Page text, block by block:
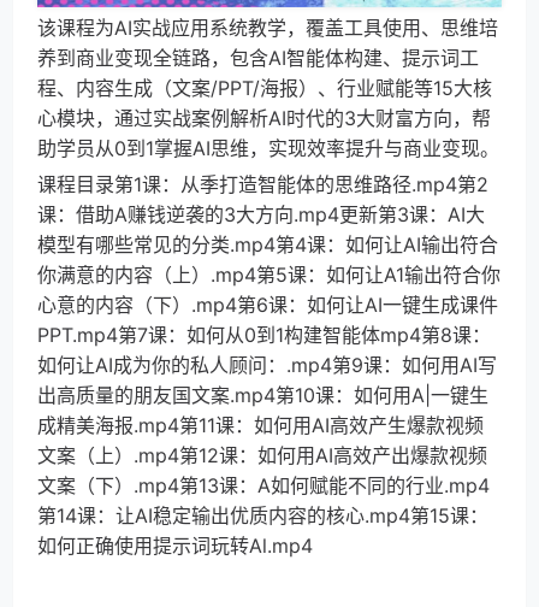
该课程为AI实战应用系统教学，覆盖工具使用、思维培
养到商业变现全链路，包含AI智能体构建、提示词工
程、内容生成（文案/PPT/海报）、行业赋能等15大核
心模块，通过实战案例解析AI时代的3大财富方向，帮
助学员从0到1掌握AI思维，实现效率提升与商业变现。
课程目录第1课：从季打造智能体的思维路径.mp4第2
课：借助A赚钱逆袭的3大方向.mp4更新第3课：AI大
模型有哪些常见的分类.mp4第4课：如何让AI输出符合
你满意的内容（上）.mp4第5课：如何让A1输出符合你
心意的内容（下）.mp4第6课：如何让AI一键生成课件
PPT.mp4第7课：如何从0到1构建智能体mp4第8课：
如何让AI成为你的私人顾问：.mp4第9课：如何用AI写
出高质量的朋友国文案.mp4第10课：如何用A|一键生
成精美海报.mp4第11课：如何用AI高效产生爆款视频
文案（上）.mp4第12课：如何用AI高效产出爆款视频
文案（下）.mp4第13课：A如何赋能不同的行业.mp4
第14课：让AI稳定输出优质内容的核心.mp4第15课：
如何正确使用提示词玩转Al.mp4